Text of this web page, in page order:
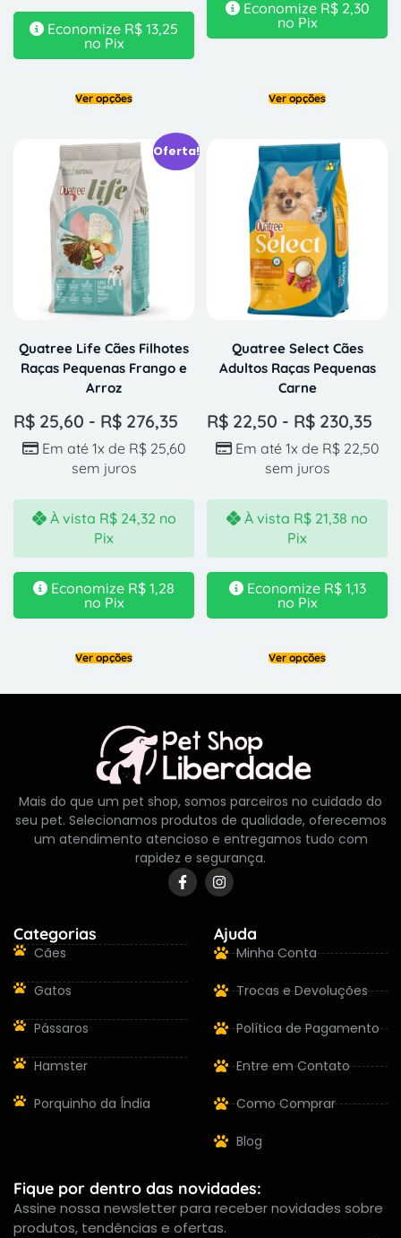
Economize R$ 13,25
no Pix
Ver opções
Economize R$2,30
no Pix
Ver opções
Oferta!
Quatree Life Cães Filhotes
Raças Pequenas Frango e
Arroz
R$ 25,60 - R$ 276,35
Em até 1x de R$25,60
sem juros
À vista R$24,32 no
Pix
Economize R$ 1,28
no Pix
Ver opções
Quatree Select Cães
Adultos Raças Pequenas
Carne
R$ 22,50 - R$ 230,35
Em até 1x de R$22,50
sem juros
À vista R$ 21,38 no
Pix
Economize R$1,13
no Pix
Ver opções
Mais do que um pet shop, somos parceiros no cuidado do
seu pet. Selecionamos produtos de qualidade, oferecemos
um atendimento atencioso e entregamos tudo com
rapidez e segurança.
Categorias
Cães
Gatos
Pássaros
Hamster
Porquinho da Índia
Ajuda
Minha Conta
Trocas e Devoluções
Política de Pagamento
Entre em Contato
Como Comprar
Blog
Fique por dentro das novidades:
Assine nossa newsletter para receber novidades sobre
produtos, tendências e ofertas.